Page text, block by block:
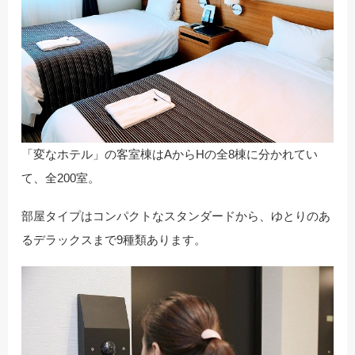
「変なホテル」の客室棟はAからHの全8棟に分かれてい
て、全200室。
部屋タイプはコンパクトなスタンダードから、ゆとりのあ
るデラックスまで9種類あります。